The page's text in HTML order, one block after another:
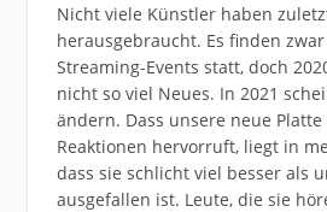
Nicht viele Künstler haben
herausgebraucht. Es finden
Streaming-Events statt, doch
nicht so viel Neues. In 2021
ändern. Dass unsere neue
Reaktionen hervorruft, liegt in
dass sie schlicht viel besser als
ausgefallen ist. Leute, die sie